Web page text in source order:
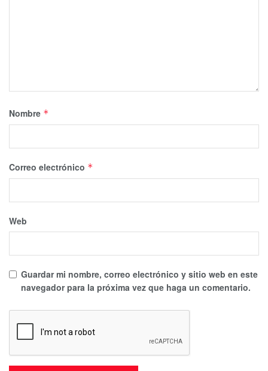
Nombre *
Correo electrónico *
Web
Guardar mi nombre, correo electrónico y sitio web en este
navegador para la próxima vez que haga un comentario.